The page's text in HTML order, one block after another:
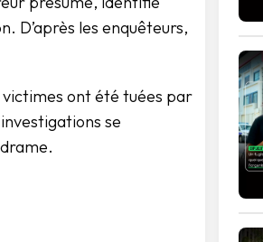
D’après les enquêteurs,
ont été tuées par
se